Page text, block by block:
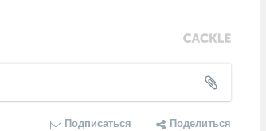
Подписаться Поделиться